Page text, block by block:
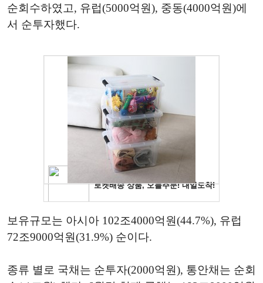
순회수하였고, 유럽(5000억원), 중동(4000억원)에
서 순투자했다.
보유규모는 아시아 102조4000억원(44.7%), 유럽
72조9000억원(31.9%) 순이다.
종류 별로 국채는 순투자(2000억원), 통안채는 순회